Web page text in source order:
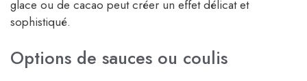
glace ou de cacao peut créer un effet délicat et
sophistiqué.
Options de sauces ou coulis